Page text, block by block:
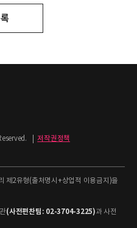
저작권정책
제2유형(출처명시+상업적 이용금지)을
(사전편찬팀: 02-3704-3225)과 사전